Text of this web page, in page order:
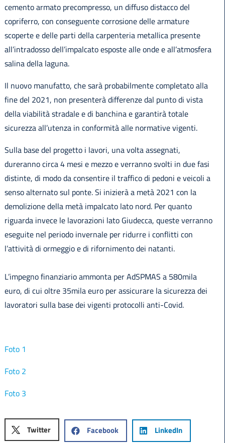
cemento armato precompresso, un diffuso distacco del
copriferro, con conseguente corrosione delle armature
scoperte e delle parti della carpenteria metallica presente
all’intradosso dell’impalcato esposte alle onde e all’atmosfera
salina della laguna.
Il nuovo manufatto, che sarà probabilmente completato alla
fine del 2021, non presenterà differenze dal punto di vista
della viabilità stradale e di banchina e garantirà totale
sicurezza all’utenza in conformità alle normative vigenti.
Sulla base del progetto i lavori, una volta assegnati,
dureranno circa 4 mesi e mezzo e verranno svolti in due fasi
distinte, di modo da consentire il traffico di pedoni e veicoli a
senso alternato sul ponte. Si inizierà a metà 2021 con la
demolizione della metà impalcato lato nord. Per quanto
riguarda invece le lavorazioni lato Giudecca, queste verranno
eseguite nel periodo invernale per ridurre i conflitti con
l’attività di ormeggio e di rifornimento dei natanti.
L’impegno finanziario ammonta per AdSPMAS a 580mila
euro, di cui oltre 35mila euro per assicurare la sicurezza dei
lavoratori sulla base dei vigenti protocolli anti-Covid.
Foto 1
Foto 2
Foto 3
Twitter Facebook LinkedIn